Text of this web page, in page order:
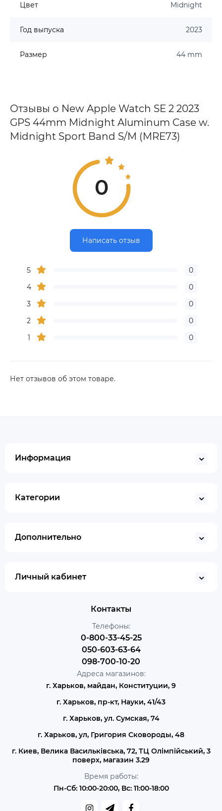
Цвет Midnight
Год выпуска 2023
Размер 44 mm
Отзывы о New Apple Watch SE 2 2023
GPS 44mm Midnight Aluminum Case w.
Midnight Sport Band S/M (MRE73)
0
Написать отзыв
5
0
4
0
3
0
2
0
1
0
Нет отзывов об этом товаре.
Информация
Категории
Дополнительно
Личный кабинет
Контакты
Телефоны:
0-800-33-45-25
050-603-63-64
098-700-10-20
Адреса магазинов:
г. Харьков, майдан, Конституции, 9
г. Харьков, пр-кт, Науки, 41/43
г. Харьков, ул. Сумская, 74
г. Харьков, ул, Григория Сковороды, 48
г. Киев, Велика Васильківська, 72, ТЦ Олімпійський, 3
поверх, магазин 3.29
Время работы:
Пн-Сб: 10:00-20:00, Вс: 11:00-18:00